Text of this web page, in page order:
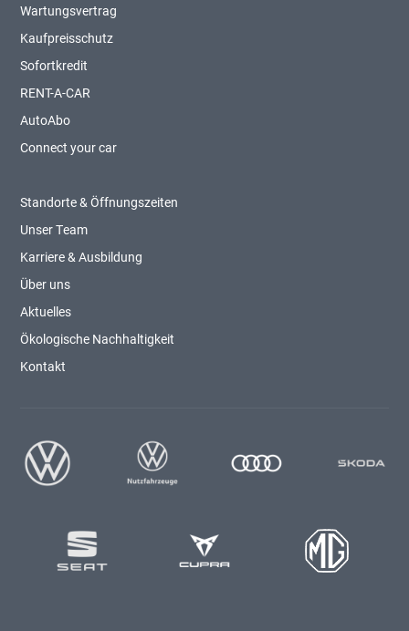
Wartungsvertrag
Kaufpreisschutz
Sofortkredit
RENT-A-CAR
AutoAbo
Connect your car
Standorte & Öffnungszeiten
Unser Team
Karriere & Ausbildung
Über uns
Aktuelles
Ökologische Nachhaltigkeit
Kontakt